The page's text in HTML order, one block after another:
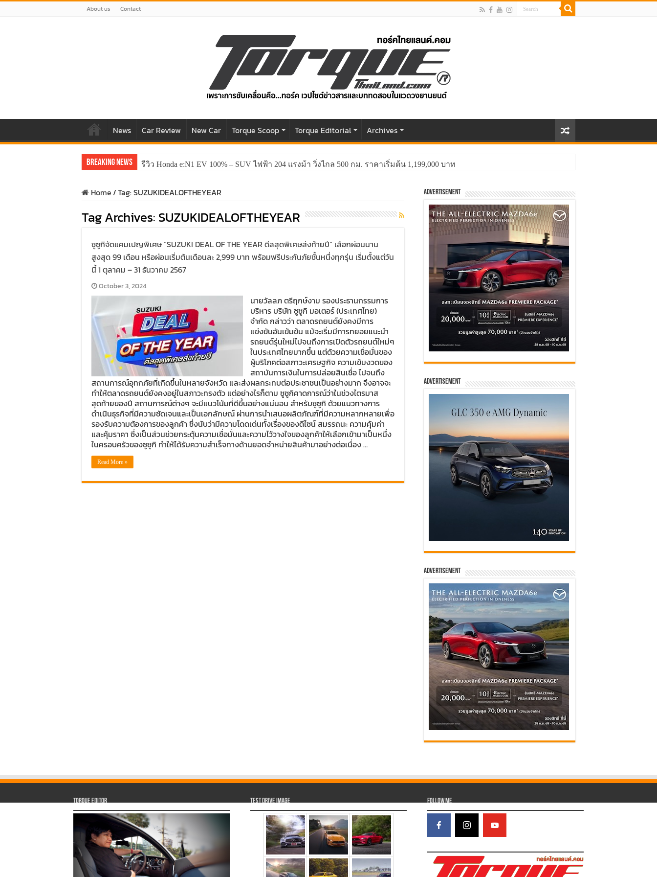
About us Contact
News Car Review New Car Torque Scoop Torque Editorial Archives
Breaking News รีวิว Honda e:N1 EV 100% – SUV ไฟฟ้า 204 แรงม้า วิ่งไกล 500 กม. ราคาเริ่มต้น 1,199,000 บาท
Home/Tag:SUZUKIDEALOFTHEYEAR
Tag Archives: SUZUKIDEALOFTHEYEAR
ซูซูกิจัดแคมเปญพิเศษ “SUZUKI DEAL OF THE YEAR ดีลสุดพิเศษส่งท้ายปี” เลือกผ่อนนาน
สูงสุด 99 เดือน หรือผ่อนเริ่มต้นเดือนละ 2,999 บาท พร้อมฟรีประกันภัยชั้นหนึ่งทุกรุ่น เริ่มตั้งแต่วัน
นี้ 1 ตุลาคม – 31 ธันวาคม 2567
October 3, 2024
นายวัลลภ ตรีฤกษ์งาม รองประธานกรรมการ
บริหาร บริษัท ซูซูกิ มอเตอร์ (ประเทศไทย)
จำกัด กล่าวว่า ตลาดรถยนต์ยังคงมีการ
แข่งขันอันเข้มข้น แม้จะเริ่มมีการทยอยแนะนำ
รถยนต์รุ่นใหม่ไปจนถึงการเปิดตัวรถยนต์ใหม่ๆ
ในประเทศไทยมากขึ้น แต่ด้วยความเชื่อมั่นของ
ผู้บริโภคต่อสภาวะเศรษฐกิจ ความเข้มงวดของ
สถาบันการเงินในการปล่อยสินเชื่อ ไปจนถึง
สถานการณ์อุทกภัยที่เกิดขึ้นในหลายจังหวัด และส่งผลกระทบต่อประชาชนเป็นอย่างมาก จึงอาจจะ
ทำให้ตลาดรถยนต์ยังคงอยู่ในสภาวะทรงตัว แต่อย่างไรก็ตาม ซูซูกิคาดการณ์ว่าในช่วงไตรมาส
สุดท้ายของปี สถานการณ์ต่างๆ จะมีแนวโน้มที่ดีขึ้นอย่างแน่นอน สำหรับซูซูกิ ด้วยแนวทางการ
ดำเนินธุรกิจที่มีความชัดเจนและเป็นเอกลักษณ์ ผ่านการนำเสนอผลิตภัณฑ์ที่มีความหลากหลายเพื่อ
รองรับความต้องการของลูกค้า ซึ่งนับว่ามีความโดดเด่นทั้งเรื่องของดีไซน์ สมรรถนะ ความคุ้มค่า
และคุ้มราคา ซึ่งเป็นส่วนช่วยกระตุ้นความเชื่อมั่นและความไว้วางใจของลูกค้าให้เลือกเข้ามาเป็นหนึ่ง
ในครอบครัวของซูซูกิ ทำให้ได้รับความสำเร็จทางด้านยอดจำหน่ายสินค้ามาอย่างต่อเนื่อง …
Read More »
Advertisement
Advertisement
Advertisement
Torque Editor Test Drive Image Follow Me